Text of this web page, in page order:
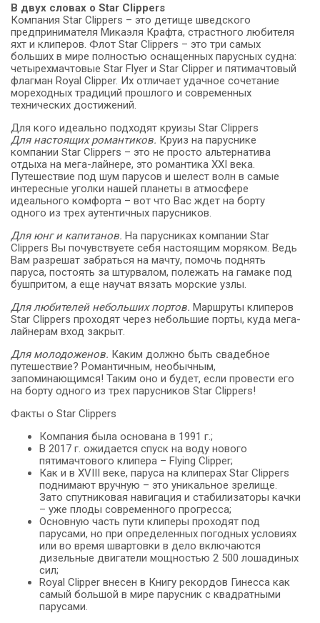
В двух словах о Star Clippers
Компания Star Clippers – это детище шведского
предпринимателя Микаэля Крафта, страстного любителя
яхт и клиперов. Флот Star Clippers – это три самых
больших в мире полностью оснащенных парусных судна:
четырехмачтовые Star Flyer и Star Clipper и пятимачтовый
флагман Royal Clipper. Их отличает удачное сочетание
мореходных традиций прошлого и современных
технических достижений.
Для кого идеально подходят круизы Star Clippers
Для настоящих романтиков. Круиз на паруснике
компании Star Clippers – это не просто альтернатива
отдыха на мега-лайнере, это романтика XXI века.
Путешествие под шум парусов и шелест волн в самые
интересные уголки нашей планеты в атмосфере
идеального комфорта – вот что Вас ждет на борту
одного из трех аутентичных парусников.
Для юнг и капитанов. На парусниках компании Star
Clippers Вы почувствуете себя настоящим моряком. Ведь
Вам разрешат забраться на мачту, помочь поднять
паруса, постоять за штурвалом, полежать на гамаке под
бушпритом, а еще научат вязать морские узлы.
Для любителей небольших портов. Маршруты клиперов
Star Clippers проходят через небольшие порты, куда мега-
лайнерам вход закрыт.
Для молодоженов. Каким должно быть свадебное
путешествие? Романтичным, необычным,
запоминающимся! Таким оно и будет, если провести его
на борту одного из трех парусников Star Clippers!
Факты о Star Clippers
Компания была основана в 1991 г.;
В 2017 г. ожидается спуск на воду нового
пятимачтового клипера – Flying Clipper;
Как и в XVIII веке, паруса на клиперах Star Clippers
поднимают вручную – это уникальное зрелище.
Зато спутниковая навигация и стабилизаторы качки
– уже плоды современного прогресса;
Основную часть пути клиперы проходят под
парусами, но при определенных погодных условиях
или во время швартовки в дело включаются
дизельные двигатели мощностью 2 500 лошадиных
сил;
Royal Clipper внесен в Книгу рекордов Гинесса как
самый большой в мире парусник с квадратными
парусами.